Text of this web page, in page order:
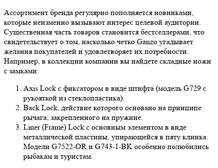
Ассортимент бренда регулярно пополняется новинками,
которые неизменно вызывают интерес целевой аудитории.
Существенная часть товаров становится бестселлерами, что
свидетельствует о том, насколько четко Ganzo угадывает
желания покупателей и удовлетворяет их потребности.
Например, в коллекции компании вы найдете складные ножи
с замками:
Axis Lock с фиксатором в виде штифта (модель G729 с
рукояткой из стеклопластика).
Back Lock, действие которого основано на принципе
рычага, закрепленного на пружине.
Liner (Frame) Lock с основным элементом в виде
металлической пластины, упирающейся в пяту клинка.
Модели G7522-OR и G743-1-BK особенно полюбились
рыбакам и туристам.